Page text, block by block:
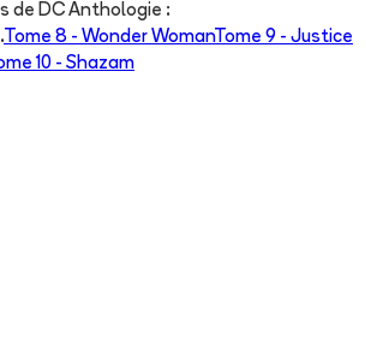
de DC Anthologie :
Tome 8 - Wonder WomanTome 9 - Justice
10 - Shazam